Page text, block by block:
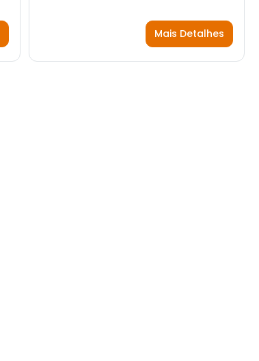
Mais Detalhes